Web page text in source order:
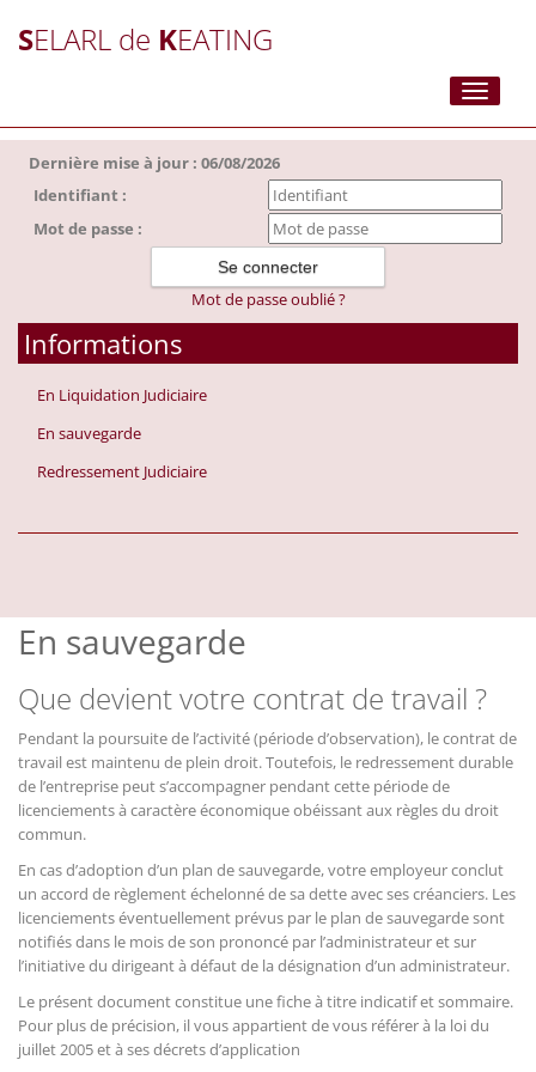
SELARL de KEATING
Toggle
Dernière mise à jour : 06/08/2026
Identifiant :
Mot de passe :
Mot de passe oublié ?
Informations
En Liquidation Judiciaire
En sauvegarde
Redressement Judiciaire
En sauvegarde
Que devient votre contrat de travail ?
Pendant la poursuite de l’activité (période d’observation), le contrat de
travail est maintenu de plein droit. Toutefois, le redressement durable
de l’entreprise peut s’accompagner pendant cette période de
licenciements à caractère économique obéissant aux règles du droit
commun.
En cas d’adoption d’un plan de sauvegarde, votre employeur conclut
un accord de règlement échelonné de sa dette avec ses créanciers. Les
licenciements éventuellement prévus par le plan de sauvegarde sont
notifiés dans le mois de son prononcé par l’administrateur et sur
l’initiative du dirigeant à défaut de la désignation d’un administrateur.
Le présent document constitue une fiche à titre indicatif et sommaire.
Pour plus de précision, il vous appartient de vous référer à la loi du
juillet 2005 et à ses décrets d’application